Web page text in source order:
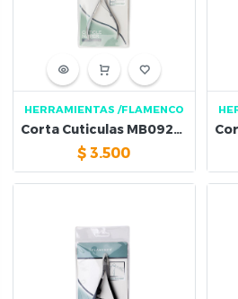
HERRAMIENTAS /FLAMENCO
Corta Cuticulas MB092610
$3.500